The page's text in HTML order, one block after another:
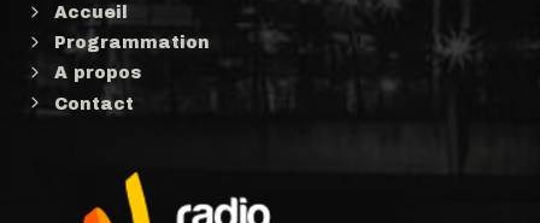
Accueil
Programmation
A propos
Contact